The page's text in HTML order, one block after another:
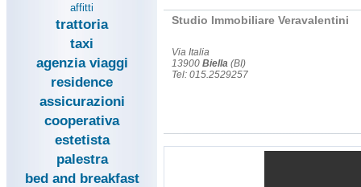
affitti
trattoria
taxi
agenzia viaggi
residence
assicurazioni
cooperativa
estetista
palestra
bed and breakfast
Studio Immobiliare Veravalentini
Via Italia
13900 Biella (BI)
Tel: 015.2529257